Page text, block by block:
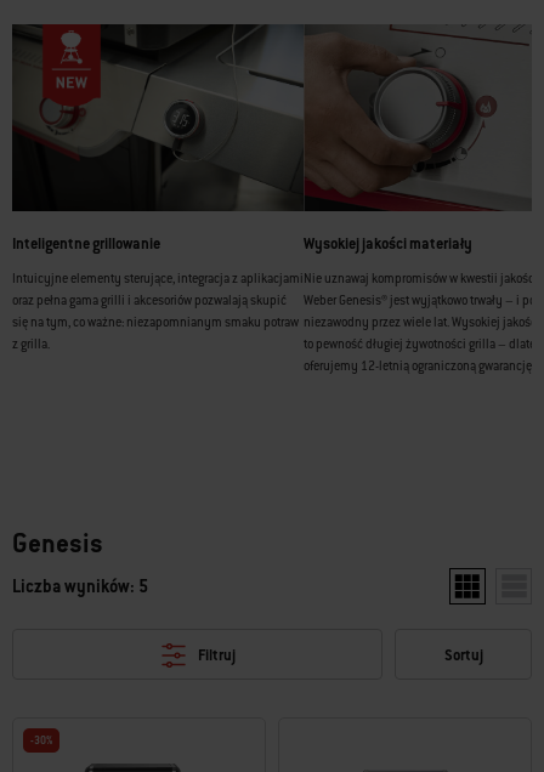
Inteligentne grillowanie
Intuicyjne elementy sterujące, integracja z aplikacjami
oraz pełna gama grilli i akcesoriów pozwalają skupić
się na tym, co ważne: niezapomnianym smaku potraw
z grilla.
Wysokiej jakości materiały
Nie uznawaj kompromisów w kwestii jakości:
Weber Genesis® jest wyjątkowo trwały – i
niezawodny przez wiele lat. Wysokiej jakości
to pewność długiej żywotności grilla –
oferujemy 12-letnią ograniczoną gwarancję.
Genesis
Liczba wyników: 5 Pokaż dwa
Filtruj Sortuj
-30%